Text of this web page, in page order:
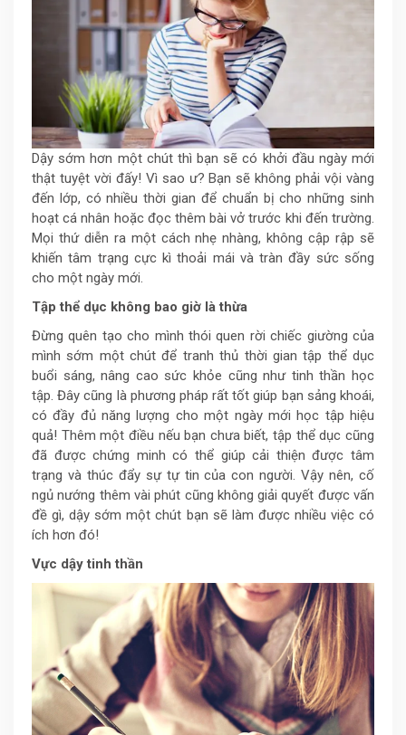
Dậy sớm hơn một chút thì bạn sẽ có khởi đầu ngày mới
thật tuyệt vời đấy! Vì sao ư? Bạn sẽ không phải vội vàng
đến lớp, có nhiều thời gian để chuẩn bị cho những sinh
hoạt cá nhân hoặc đọc thêm bài vở trước khi đến trường.
Mọi thứ diễn ra một cách nhẹ nhàng, không cập rập sẽ
khiến tâm trạng cực kì thoải mái và tràn đầy sức sống
cho một ngày mới.
Tập thể dục không bao giờ là thừa
Đừng quên tạo cho mình thói quen rời chiếc giường của
mình sớm một chút để tranh thủ thời gian tập thể dục
buổi sáng, nâng cao sức khỏe cũng như tinh thần học
tập. Đây cũng là phương pháp rất tốt giúp bạn sảng khoái,
có đầy đủ năng lượng cho một ngày mới học tập hiệu
quả! Thêm một điều nếu bạn chưa biết, tập thể dục cũng
đã được chứng minh có thể giúp cải thiện được tâm
trạng và thúc đẩy sự tự tin của con người. Vậy nên, cố
ngủ nướng thêm vài phút cũng không giải quyết được vấn
đề gì, dậy sớm một chút bạn sẽ làm được nhiều việc có
ích hơn đó!
Vực dậy tinh thần